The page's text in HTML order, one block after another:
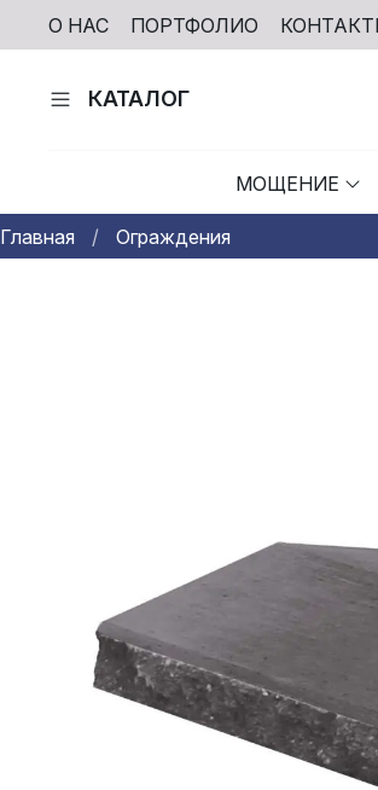
О НАС ПОРТФОЛИО
КАТАЛОГ
МОЩЕНИЕ
Главная Ограждения